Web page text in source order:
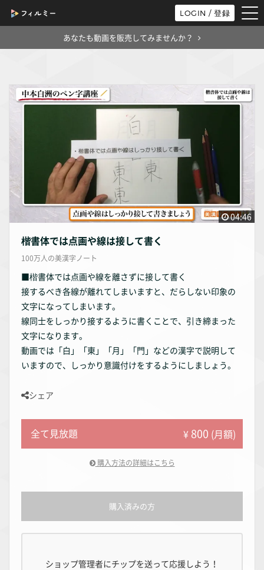
LOGIN / 登録
あなたも動画を販売してみませんか？
04:46
楷書体では点画や線は接して書く
100万人の美漢字ノート
■楷書体では点画や線を離さずに接して書く
接するべき各線が離れてしまいますと、だらしない印象の
文字になってしまいます。
線同士をしっかり接するように書くことで、引き締まった
文字になります。
動画では「白」「東」「月」「門」などの漢字で説明して
いますので、しっかり意識付けをするようにしましょう。
シェア
全て見放題 ¥ 800 (月額)
購入方法の詳細はこちら
購入済みの方
ショップ管理者にチップを送って応援しよう！